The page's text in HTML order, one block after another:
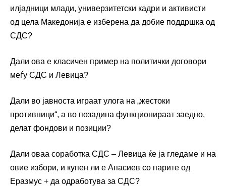
илјадници млади, универзитетски кадри и активисти
од цела Македонија е изберена да добие поддршка од
СДС?
Дали ова е класичен пример на политички договори
меѓу СДС и Левица?
Дали во јавноста играат улога на „жестоки
противници“, а во позадина функционираат заедно,
делат фондови и позиции?
Дали оваа соработка СДС – Левица ќе ја гледаме и на
овие избори, и купен ли е Апасиев со парите од
Еразмус + да одработува за СДС?